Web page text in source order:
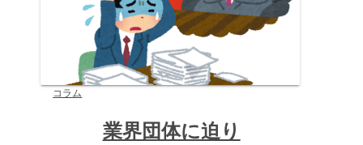
コラム
業界団体に迫り